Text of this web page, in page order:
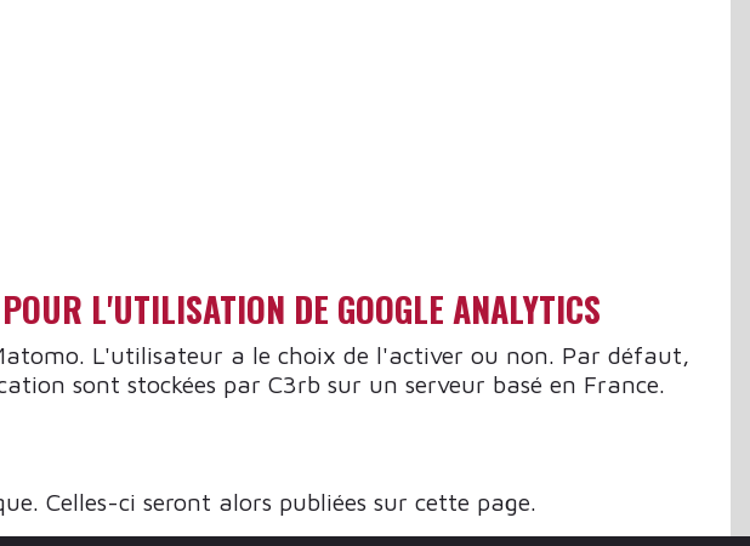
L'UTILISATION DE GOOGLE ANALYTICS
L'utilisateur a le choix de l'activer ou non. Par défaut,
sont stockées par C3rb sur un serveur basé en France.
Celles-ci seront alors publiées sur cette page.